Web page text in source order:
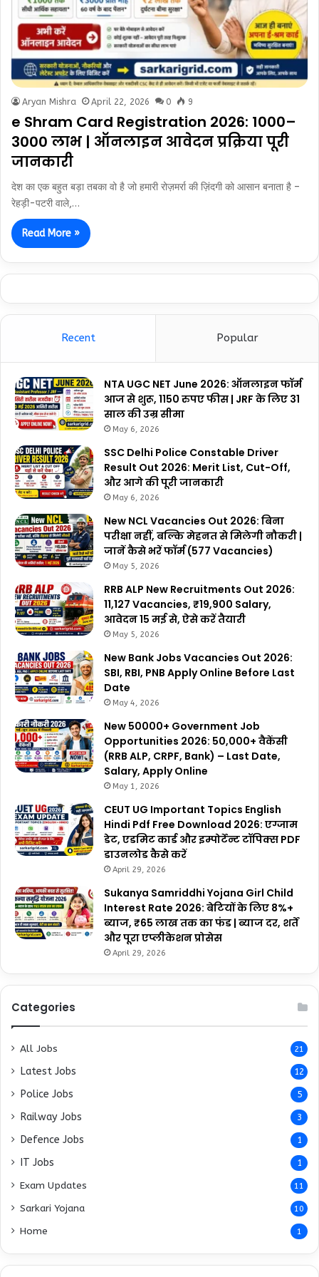
Aryan Mishra April 22, 2026 0 9
e Shram Card Registration 2026: ₹1000–
₹3000 लाभ | ऑनलाइन आवेदन प्रक्रिया पूरी
जानकारी
देश का एक बहुत बड़ा तबका वो है जो हमारी रोज़मर्रा की ज़िंदगी को आसान बनाता है –
रेहड़ी-पटरी वाले,…
Read More »
Recent Popular
NTA UGC NET June 2026: ऑनलाइन फॉर्म
आज से शुरू, 1150 रुपए फीस | JRF के लिए 31
साल की उम्र सीमा
May 6, 2026
SSC Delhi Police Constable Driver
Result Out 2026: Merit List, Cut-Off,
और आगे की पूरी जानकारी
May 6, 2026
New NCL Vacancies Out 2026: बिना
परीक्षा नहीं, बल्कि मेहनत से मिलेगी नौकरी |
जानें कैसे भरें फॉर्म (577 Vacancies)
May 5, 2026
RRB ALP New Recruitments Out 2026:
11,127 Vacancies, ₹19,900 Salary,
आवेदन 15 मई से, ऐसे करें तैयारी
May 5, 2026
New Bank Jobs Vacancies Out 2026:
SBI, RBI, PNB Apply Online Before Last
Date
May 4, 2026
New 50000+ Government Job
Opportunities 2026: 50,000+ वैकेंसी
(RRB ALP, CRPF, Bank) – Last Date,
Salary, Apply Online
May 1, 2026
CEUT UG Important Topics English
Hindi Pdf Free Download 2026: एग्जाम
डेट, एडमिट कार्ड और इम्पोर्टेन्ट टॉपिक्स PDF
डाउनलोड कैसे करें
April 29, 2026
Sukanya Samriddhi Yojana Girl Child
Interest Rate 2026: बेटियों के लिए 8%+
ब्याज, ₹65 लाख तक का फंड | ब्याज दर, शर्तें
और पूरा एप्लीकेशन प्रोसेस
April 29, 2026
Categories
All Jobs 21
Latest Jobs 12
Police Jobs 5
Railway Jobs 3
Defence Jobs 1
IT Jobs 1
Exam Updates 11
Sarkari Yojana 10
Home 1